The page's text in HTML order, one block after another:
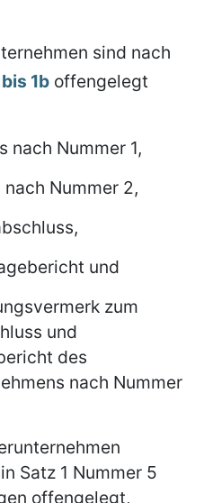
sind nach
1b offengelegt
nach Nummer 1,
Nummer 2,
und
zum
und
des
nach Nummer
Satz 1 Nummer 5
offengelegt,